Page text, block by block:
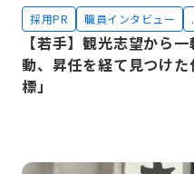
【若手】観光志望から
動、昇任を経て見つけ
標」
採用PR 職員インタビュー